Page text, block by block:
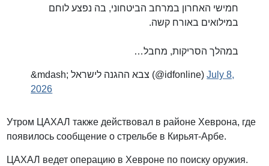
חמישי האחרון במרחב הביטחוני, בה נפצע לוחם
במילואים באורח קשה.
במהלך הסריקות, מחבל…
&mdash; צבא ההגנה לישראל (@idfonline)July 8,
2026
Утром ЦАХАЛ также действовал в районе Хеврона, где
появилось сообщение о стрельбе в Кирьят-Арбе.
ЦАХАЛ ведет операцию в Хевроне по поиску оружия.